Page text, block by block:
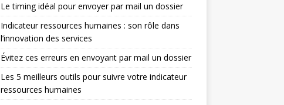
Le timing idéal pour envoyer par mail un dossier
Indicateur ressources humaines : son rôle dans
l’innovation des services
Évitez ces erreurs en envoyant par mail un dossier
Les 5 meilleurs outils pour suivre votre indicateur
ressources humaines